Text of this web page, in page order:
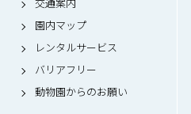
園内マップ
レンタルサービス
バリアフリー
動物園からのお願い